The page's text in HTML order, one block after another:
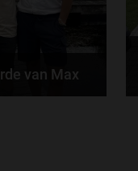
van Max